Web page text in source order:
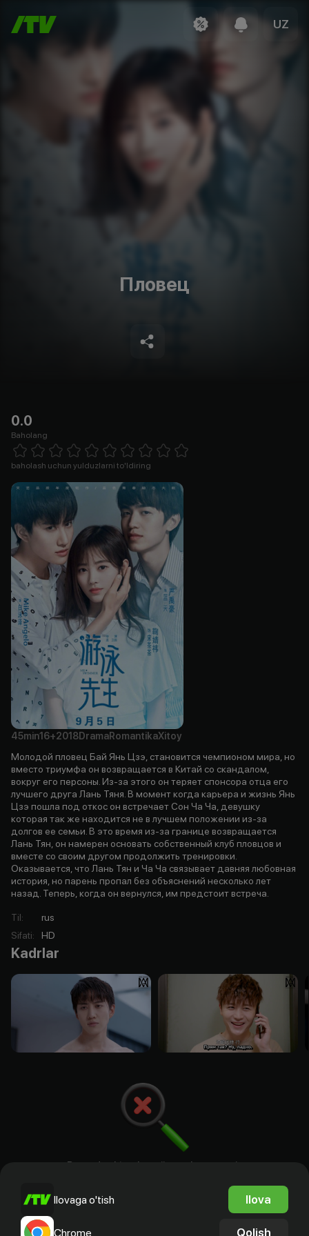
UZ
Пловец
0.0
Baholang
1 Star 2 Stars 3 Stars 4 Stars5 Stars 6 Stars7 Stars8 Stars
baholash uchun yulduzlarni to'ldiring
45min16+2018DramaRomantikaXitoy
Молодой пловец Бай Янь Цзэ, становится чемпионом мира, но
вместо триумфа он возвращается в Китай со скандалом,
вокруг его персоны. Из-за этого он теряет спонсора отца его
лучшего друга Лань Тяня. В момент когда карьера и жизнь Янь
Цзэ пошла под откос он встречает Сон Ча Ча, девушку
которая так же находится не в лучшем положении из-за
долгов ее семьи. В это время из-за границе возвращается
Лань Тян, он намерен основать собственный клуб пловцов и
вместе со своим другом продолжить тренировки.
Оказывается, что Лань Тян и Ча Ча связывает давняя любовная
история, но парень пропал без объяснений несколько лет
назад. Теперь, когда он вернулся, им предстоит встреча.
Til:
rus
Sifati: HD
Kadrlar
Bu yerda aktyorlar, rejissyorlar. ssenariy
Ilovaga o'tish Ilova
Chrome Qolish